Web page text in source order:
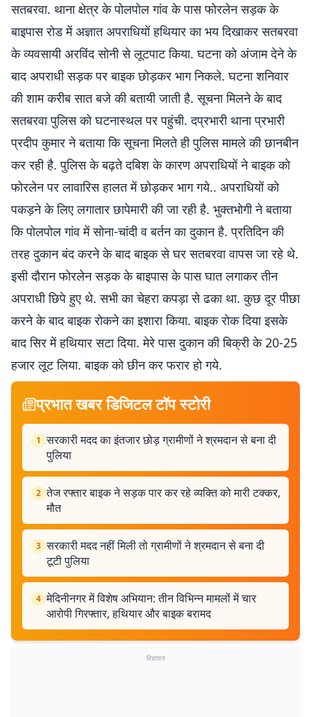
सतबरवा. थाना क्षेत्र के पोलपोल गांव के पास फोरलेन सड़क के
बाइपास रोड में अज्ञात अपराधियों हथियार का भय दिखाकर सतबरवा
के व्यवसायी अरविंद सोनी से लूटपाट किया. घटना को अंजाम देने के
बाद अपराधी सड़क पर बाइक छोड़कर भाग निकले. घटना शनिवार
की शाम करीब सात बजे की बतायी जाती है. सूचना मिलने के बाद
सतबरवा पुलिस को घटनास्थल पर पहुंची. दप्रभारी थाना प्रभारी
प्रदीप कुमार ने बताया कि सूचना मिलते ही पुलिस मामले की छानबीन
कर रही है. पुलिस के बढ़ते दबिश के कारण अपराधियों ने बाइक को
फोरलेन पर लावारिस हालत में छोड़कर भाग गये.. अपराधियों को
पकड़ने के लिए लगातार छापेमारी की जा रही है. भुक्तभोगी ने बताया
कि पोलपोल गांव में सोना-चांदी व बर्तन का दुकान है. प्रतिदिन की
तरह दुकान बंद करने के बाद बाइक से घर सतबरवा वापस जा रहे थे.
इसी दौरान फोरलेन सड़क के बाइपास के पास घात लगाकर तीन
अपराधी छिपे हुए थे. सभी का चेहरा कपड़ा से ढका था. कुछ दूर पीछा
करने के बाद बाइक रोकने का इशारा किया. बाइक रोक दिया इसके
बाद सिर में हथियार सटा दिया. मेरे पास दुकान की बिक्री के 20-25
हजार लूट लिया. बाइक को छीन कर फरार हो गये.
प्रभात खबर डिजिटल टॉप स्टोरी
1 सरकारी मदद का इंतजार छोड़ ग्रामीणों ने श्रमदान से बना दी
पुलिया
2 तेज रफ्तार बाइक ने सड़क पार कर रहे व्यक्ति को मारी टक्कर,
मौत
3 सरकारी मदद नहीं मिली तो ग्रामीणों ने श्रमदान से बना दी
टूटी पुलिया
4 मेदिनीनगर में विशेष अभियान: तीन विभिन्न मामलों में चार
आरोपी गिरफ्तार, हथियार और बाइक बरामद
विज्ञापन